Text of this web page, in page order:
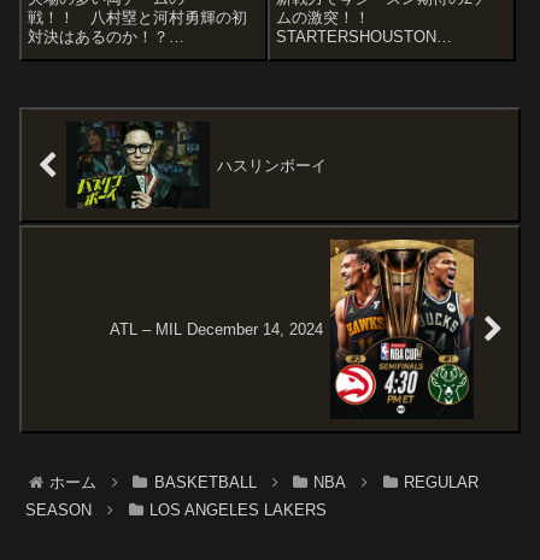
戦！！ 八村塁と河村勇輝の初
対決はあるのか！？
wSTARTERSMEMPHIS
AldamaJaren Jackson Jr.Ja...
ムの激突！！
STARTERSHOUSTON
ROCKETSJabari Smith
ThompsonTonight’s...
ハスリンボーイ
ATL – MIL December 14, 2024
ホーム BASKETBALL NBA
REGULAR
SEASON
LOS ANGELES LAKERS